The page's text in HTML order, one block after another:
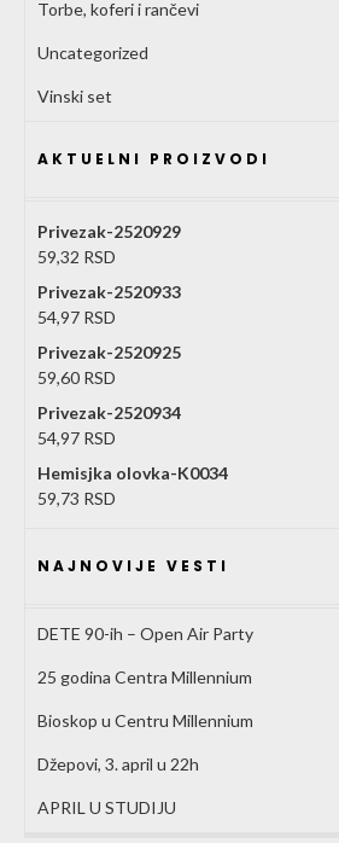
Torbe, koferi i rančevi
Uncategorized
Vinski set
AKTUELNI PROIZVODI
Privezak-2520929
59,32 RSD
Privezak-2520933
54,97 RSD
Privezak-2520925
59,60 RSD
Privezak-2520934
54,97 RSD
Hemisjka olovka-K0034
59,73 RSD
NAJNOVIJE VESTI
DETE 90-ih – Open Air Party
25 godina Centra Millennium
Bioskop u Centru Millennium
Džepovi, 3. april u 22h
APRIL U STUDIJU